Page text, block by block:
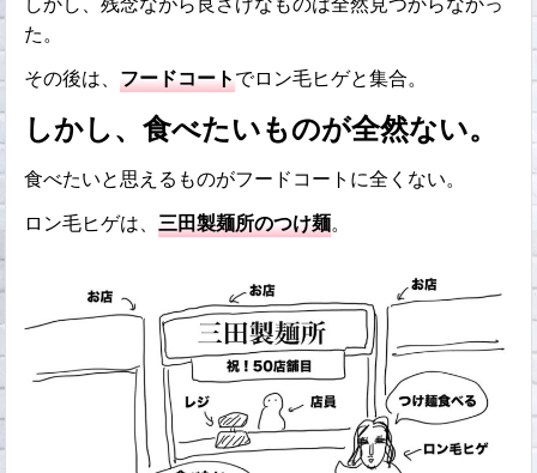
た。
その後は、フードコートでロン毛ヒゲと集合。
しかし、食べたいものが全然ない。
食べたいと思えるものがフードコートに全くない。
ロン毛ヒゲは、三田製麺所のつけ麺。